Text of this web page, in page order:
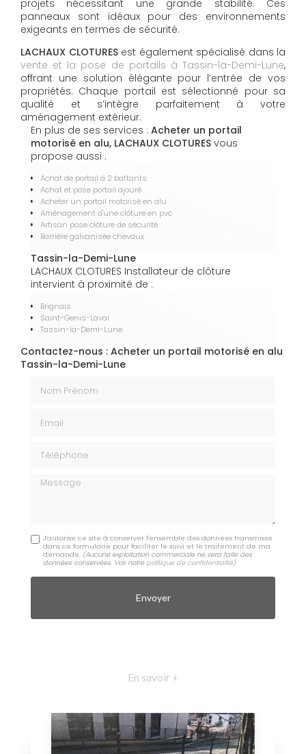
projets nécessitant une grande stabilité. Ces
panneaux sont idéaux pour des environnements
exigeants en termes de sécurité.
LACHAUX CLOTURESest également spécialisé dans la
vente et la pose de portails à Tassin-la-Demi-Lune,
offrant une solution élégante pour l’entrée de vos
propriétés. Chaque portail est sélectionné pour sa
qualité et s’intègre parfaitement à votre
aménagement extérieur.
En plus de ses services : Acheter un portail
motorisé en alu, LACHAUX CLOTURES vous
propose aussi :
Achat de portail à 2 battants
Achat et pose portail ajouré
Acheter un portail motorisé en alu
Aménagement d'une clôture en pvc
Artisan pose clôture de sécurité
Barrière galvanisée chevaux
Tassin-la-Demi-Lune
LACHAUX CLOTURES Installateur de clôture
intervient à proximité de :
Brignais
Saint-Genis-Laval
Tassin-la-Demi-Lune
Contactez-nous : Acheter un portail motorisé en alu
Tassin-la-Demi-Lune
Message
J'autorise ce site à conserver l'ensemble des données transmises
dans ce formulaire pour faciliter le suivi et le traitement de ma
demande. (Aucune exploitation commerciale ne sera faite des
données conservées. Voir notre politique de confidentialité)
En savoir +